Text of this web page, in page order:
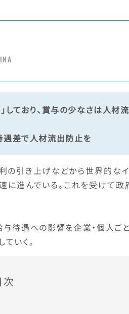
ており、賞与の少なさは人材
遇差で人材流出防止を
の引き上げなどから世界的な
に進んでいる。これを受けて
待遇への影響を企業・個人ご
いく。
次